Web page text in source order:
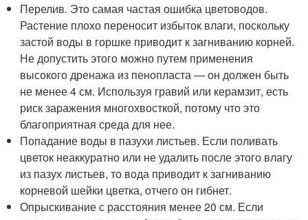
Перелив. Это самая частая ошибка цветоводов.
Растение плохо переносит избыток влаги, поскольку
застой воды в горшке приводит к загниванию корней.
Не допустить этого можно путем применения
высокого дренажа из пенопласта — он должен быть
не менее 4 см. Используя гравий или керамзит, есть
риск заражения многохвосткой, потому что это
благоприятная среда для нее.
Попадание воды в пазухи листьев. Если поливать
цветок неаккуратно или не удалить после этого влагу
из пазух листьев, то вода приводит к загниванию
корневой шейки цветка, отчего он гибнет.
Опрыскивание с расстояния менее 20 см. Если